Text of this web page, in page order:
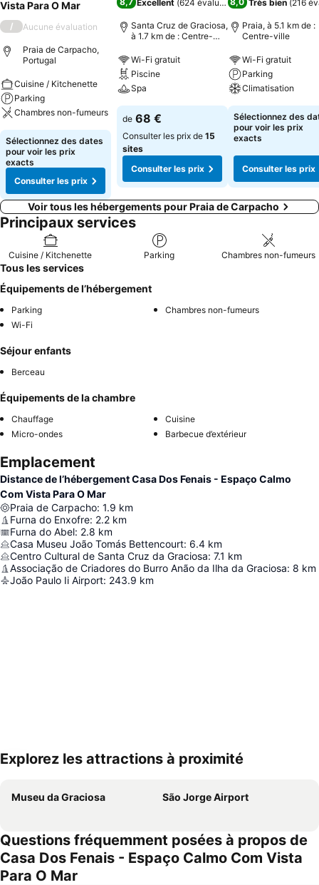
Vista Para O Mar
/ Aucune évaluation
Praia de Carpacho,
Portugal
Cuisine / Kitchenette
Parking
Chambres non-fumeurs
Sélectionnez des dates
pour voir les prix
exacts
Consulter les prix
Excellent (624 évaluations)
Santa Cruz de Graciosa,
à 1.7 km de : Centre-
Wi-Fi gratuit
Piscine
Spa
de 68 €
Consulter les prix de 15
sites
Consulter les prix
Très bien (216
Praia, à 5.1 km de :
Centre-ville
Wi-Fi gratuit
Parking
Climatisation
Sélectionnez des
pour voir les prix
exacts
Consulter les prix
Voir tous les hébergements pour Praia de Carpacho
Principaux services
Cuisine / Kitchenette Parking Chambres non-fumeurs
Tous les services
Équipements de l’hébergement
Parking
Chambres non-fumeurs
Wi-Fi
Séjour enfants
Berceau
Équipements de la chambre
Chauffage
Cuisine
Micro-ondes
Barbecue d’extérieur
Emplacement
Distance de l’hébergement Casa Dos Fenais - Espaço Calmo
Com Vista Para O Mar
Praia de Carpacho: 1.9 km
Furna do Enxofre: 2.2 km
Furna do Abel: 2.8 km
Casa Museu João Tomás Bettencourt: 6.4 km
Centro Cultural de Santa Cruz da Graciosa: 7.1 km
Associação de Criadores do Burro Anão da Ilha da Graciosa: 8 km
João Paulo Ii Airport: 243.9 km
Explorez les attractions à proximité
Museu da Graciosa São Jorge Airport
Questions fréquemment posées à propos de
Casa Dos Fenais - Espaço Calmo Com Vista
Para O Mar